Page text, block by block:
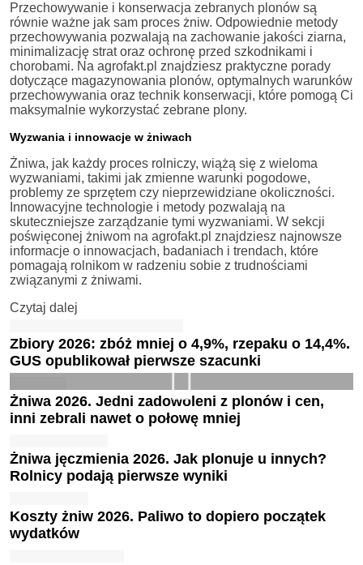
Przechowywanie i konserwacja zebranych plonów są
równie ważne jak sam proces żniw. Odpowiednie metody
przechowywania pozwalają na zachowanie jakości ziarna,
minimalizację strat oraz ochronę przed szkodnikami i
chorobami. Na agrofakt.pl znajdziesz praktyczne porady
dotyczące magazynowania plonów, optymalnych warunków
przechowywania oraz technik konserwacji, które pomogą Ci
maksymalnie wykorzystać zebrane plony.
Wyzwania i innowacje w żniwach
Żniwa, jak każdy proces rolniczy, wiążą się z wieloma
wyzwaniami, takimi jak zmienne warunki pogodowe,
problemy ze sprzętem czy nieprzewidziane okoliczności.
Innowacyjne technologie i metody pozwalają na
skuteczniejsze zarządzanie tymi wyzwaniami. W sekcji
poświęconej żniwom na agrofakt.pl znajdziesz najnowsze
informacje o innowacjach, badaniach i trendach, które
pomagają rolnikom w radzeniu sobie z trudnościami
związanymi z żniwami.
Czytaj dalej
Zbiory 2026: zbóż mniej o 4,9%, rzepaku o 14,4%.
GUS opublikował pierwsze szacunki
Żniwa 2026. Jedni zadowoleni z plonów i cen,
inni zebrali nawet o połowę mniej
Żniwa jęczmienia 2026. Jak plonuje u innych?
Rolnicy podają pierwsze wyniki
Koszty żniw 2026. Paliwo to dopiero początek
wydatków